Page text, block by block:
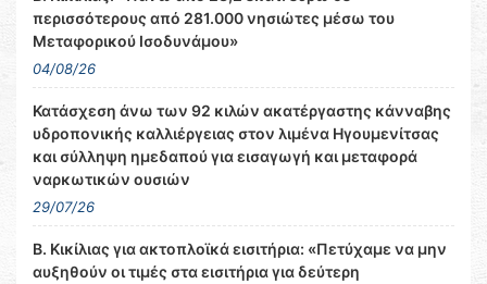
περισσότερους από 281.000 νησιώτες μέσω του
Μεταφορικού Ισοδυνάμου»
04/08/26
Κατάσχεση άνω των 92 κιλών ακατέργαστης κάνναβης
υδροπονικής καλλιέργειας στον λιμένα Ηγουμενίτσας
και σύλληψη ημεδαπού για εισαγωγή και μεταφορά
ναρκωτικών ουσιών
29/07/26
Β. Κικίλιας για ακτοπλοϊκά εισιτήρια: «Πετύχαμε να μην
αυξηθούν οι τιμές στα εισιτήρια για δεύτερη